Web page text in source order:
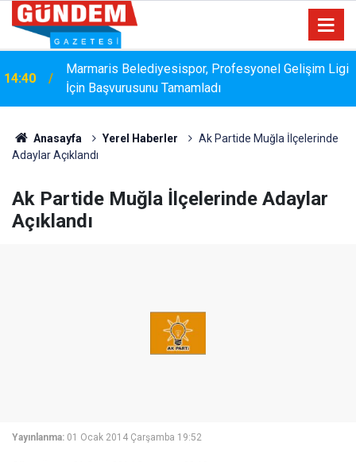
14:40
Marmaris Belediyesispor, Profesyonel Gelişim Ligi
İçin Başvurusunu Tamamladı
Anasayfa Yerel Haberler
Ak Partide Muğla İlçelerinde
Adaylar Açıklandı
Ak Partide Muğla İlçelerinde Adaylar
Açıklandı
Yayınlanma: 01 Ocak 2014 Çarşamba 19:52